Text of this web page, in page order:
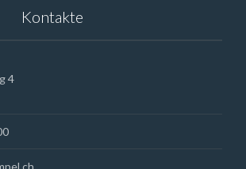
Kontakte
4